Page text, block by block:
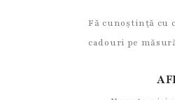
Fă cunoștință cu
cadouri pe